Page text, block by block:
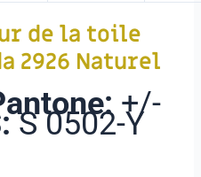
de la toile
2926 Naturel
+/-
S 0502-Y